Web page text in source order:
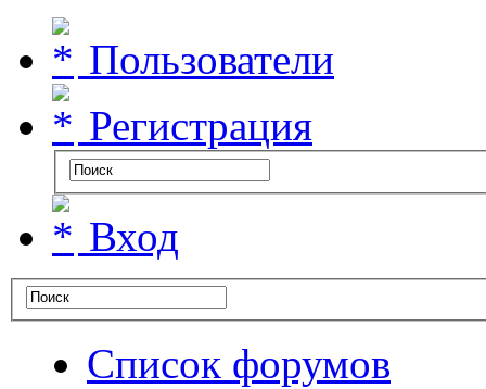
Пользователи
Регистрация
Вход
Список форумов